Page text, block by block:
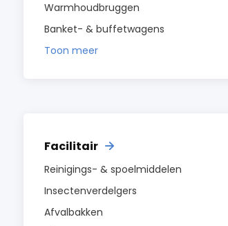
Warmhoudbruggen
Banket- & buffetwagens
Toon meer
Facilitair
Reinigings- & spoelmiddelen
Insectenverdelgers
Afvalbakken